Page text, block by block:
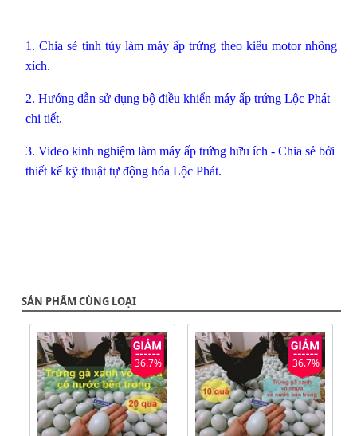
1.Chia sẻ tinh túy làm máy ấp trứng theo kiểu motor nhông
xích.
2. Hướng dẫn sử dụng bộ điều khiển máy ấp trứng Lộc Phát
chi tiết.
3. Video kinh nghiệm làm máy ấp trứng hữu ích - Chia sẻ bởi
thiết kế kỹ thuật tự động hóa Lộc Phát.
SẢN PHẨM CÙNG LOẠI
36.7% 36.7%